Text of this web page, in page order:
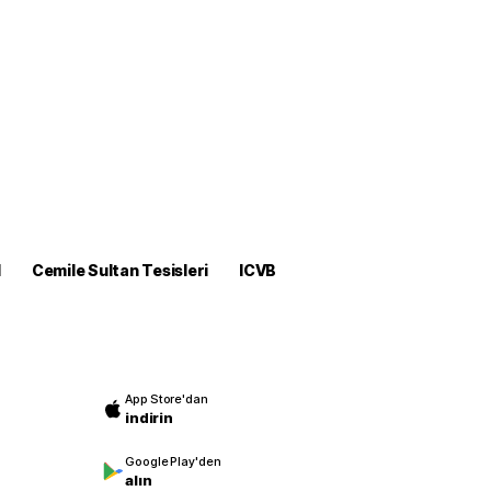
Cemile Sultan Tesisleri
ICVB
App Store'dan
indirin
Google Play'den
alın